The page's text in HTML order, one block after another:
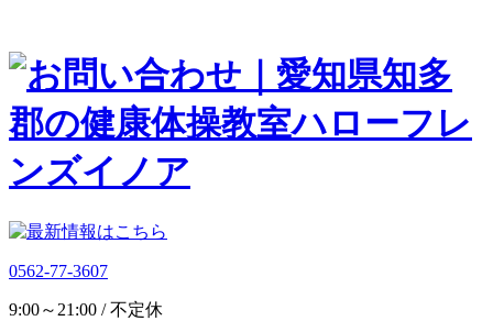
0562-77-3607
9:00～21:00 / 不定休